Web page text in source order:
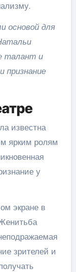
основой для
талант и
признание
известна
ярким ролям
у
экране в
зрителей и